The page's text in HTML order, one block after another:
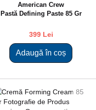
American Crew
Pastă Defining Paste 85 Gr
399 Lei
Adaugă în coș